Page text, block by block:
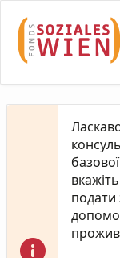
подати